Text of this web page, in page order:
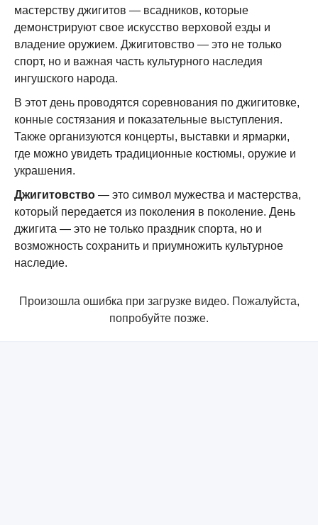
мастерству джигитов — всадников, которые
демонстрируют свое искусство верховой езды и
владение оружием. Джигитовство — это не только
спорт, но и важная часть культурного наследия
ингушского народа.
В этот день проводятся соревнования по джигитовке,
конные состязания и показательные выступления.
Также организуются концерты, выставки и ярмарки,
где можно увидеть традиционные костюмы, оружие и
украшения.
Джигитовство — это символ мужества и мастерства,
который передается из поколения в поколение. День
джигита — это не только праздник спорта, но и
возможность сохранить и приумножить культурное
наследие.
Произошла ошибка при загрузке видео. Пожалуйста,
попробуйте позже.